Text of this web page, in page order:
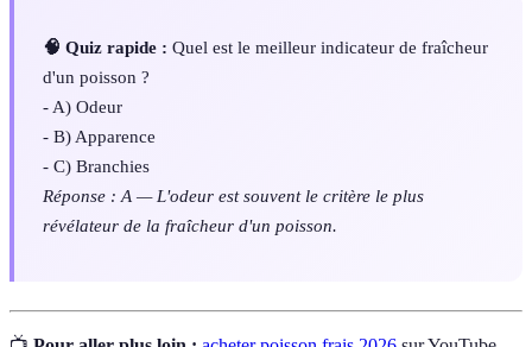
🧠 Quiz rapide : Quel est le meilleur indicateur de fraîcheur
d'un poisson ?
- A) Odeur
- B) Apparence
- C) Branchies
Réponse : A — L'odeur est souvent le critère le plus
révélateur de la fraîcheur d'un poisson.